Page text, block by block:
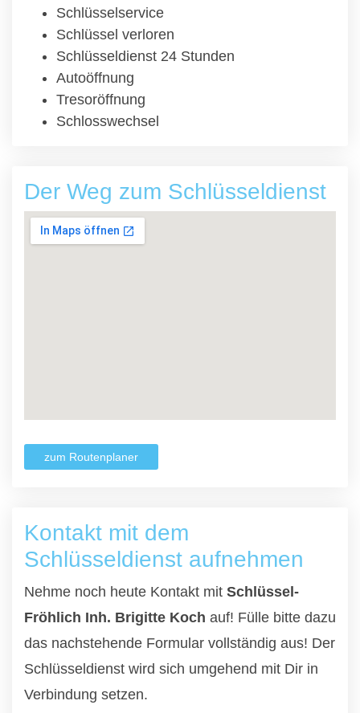
Schlüsselservice
Schlüssel verloren
Schlüsseldienst 24 Stunden
Autoöffnung
Tresoröffnung
Schlosswechsel
Der Weg zum Schlüsseldienst
zum Routenplaner
Kontakt mit dem
Schlüsseldienst aufnehmen
Nehme noch heute Kontakt mit Schlüssel-
Fröhlich Inh. Brigitte Koch auf! Fülle bitte dazu
das nachstehende Formular vollständig aus! Der
Schlüsseldienst wird sich umgehend mit Dir in
Verbindung setzen.